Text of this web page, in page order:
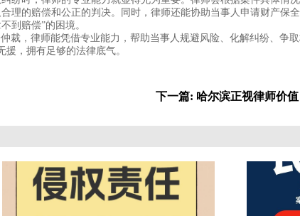
的赔偿和公正的判决。同时，律师还能协助当事人申请财产保
到赔偿”的困境。
，律师能凭借专业能力，帮助当事人规避风险、化解纠纷、争
，拥有足够的法律底气。
下一篇: 哈尔滨正视律师价